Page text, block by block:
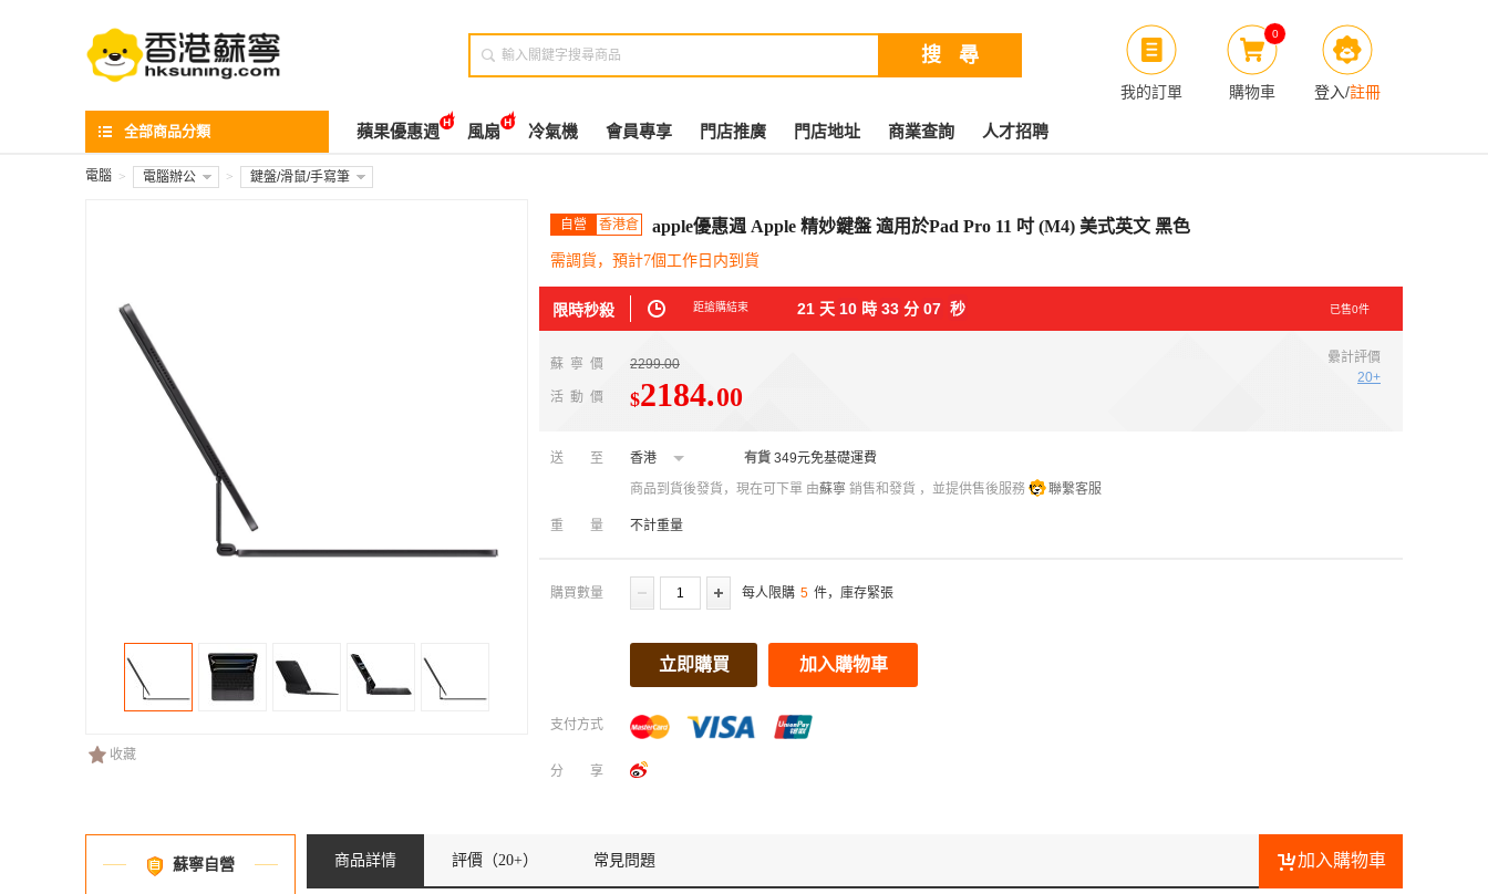
我的訂單
0
購物車 登入/註冊

全部商品分類 蘋果優惠週 風扇 冷氣機 會員專享 門店推廣 門店地址 商業查詢 人才招聘
電腦 > 電腦辦公 > 鍵盤/滑鼠/手寫筆
收藏
自營 香港倉 apple優惠週 Apple 精妙鍵盤 適用於Pad Pro 11 吋 (M4) 美式英文 黑色
需調貨，預計7個工作日内到貨
限時秒殺 距搶購結束 21 天 10 時 33 分 07 秒 已售0件
蘇寧價 2299.00
活動價 $2184.00
纍計評價
20+
送至 香港 有貨 349元免基礎運費
商品到貨後發貨，現在可下單 由蘇寧 銷售和發貨 ，並提供售後服務 聯繫客服
重量 不計重量
購買數量 每人限購 5 件，庫存緊張
立即購買 加入購物車
支付方式
分享
蘇寧自營 加入購物車
商品詳情 評價 （20+） 常見問題